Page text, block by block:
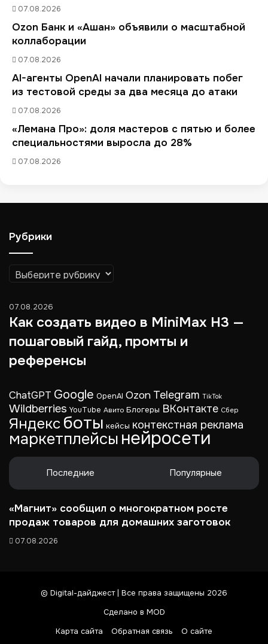
07.08.2026
Ozon Банк и «Ашан» объявили о масштабной
коллаборации
07.08.2026
AI-агенты OpenAI начали планировать побег
из тестовой среды за два месяца до атаки
07.08.2026
«Лемана Про»: доля мастеров с пятью и более
специальностями выросла до 28%
07.08.2026
Рубрики
Рубрики
07.08.2026
Как создать видео в MiniMax H3 —
пошаговый гайд, промты и
референсы
ChatGPT Google OpenAI Ozon Telegram TikTok
Wildberries YouTube Авито Блогеры ВКонтакте Сбер
Яндексботы кейсы контекстная реклама
маркетплейсы нейросети
Последние Популярные
«Магнит» сообщил о многократном росте
продаж товаров для домашних заготовок
07.08.2026
© Digital-дайджест | Все права защищены 2026
Сделано в MOD
Карта сайта
Обратная связь О сайте